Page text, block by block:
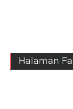
Halaman